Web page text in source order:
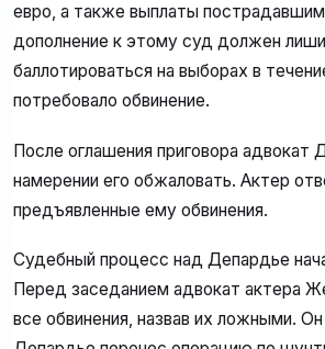
евро, а также выплаты
дополнение к этому суд должен
баллотироваться на выборах в
потребовало обвинение.
После оглашения приговора адвокат
намерении его обжаловать. Актер
предъявленные ему обвинения.
Судебный процесс над Депардье
Перед заседанием адвокат актера
все обвинения, назвав их ложными.